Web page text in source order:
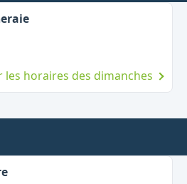
,
les horaires des dimanches
,